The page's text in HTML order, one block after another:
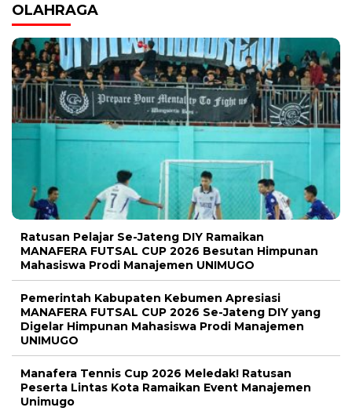
OLAHRAGA
Ratusan Pelajar Se-Jateng DIY Ramaikan
MANAFERA FUTSAL CUP 2026 Besutan Himpunan
Mahasiswa Prodi Manajemen UNIMUGO
Pemerintah Kabupaten Kebumen Apresiasi
MANAFERA FUTSAL CUP 2026 Se-Jateng DIY yang
Digelar Himpunan Mahasiswa Prodi Manajemen
UNIMUGO
Manafera Tennis Cup 2026 Meledak! Ratusan
Peserta Lintas Kota Ramaikan Event Manajemen
Unimugo